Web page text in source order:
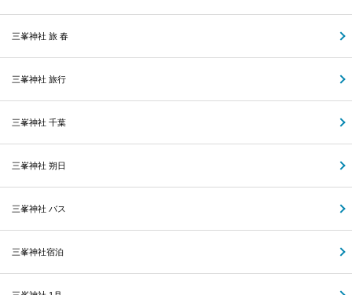
三峯神社 旅 春
三峯神社 旅行
三峯神社 千葉
三峯神社 朔日
三峯神社 バス
三峯神社宿泊